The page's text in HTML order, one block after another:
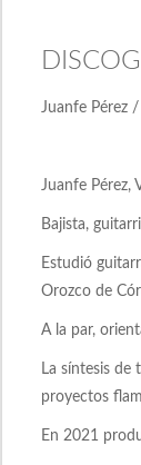
Juanfe Pérez /
Juanfe Pérez,
Bajista,
Estudió
Orozco de
A la par,
La síntesis
proyectos
En 2021